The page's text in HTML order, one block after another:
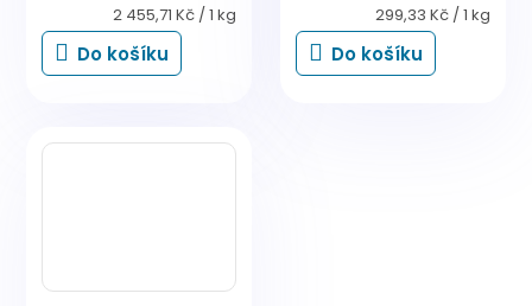
Měrná
cena:
2 455,71 Kč / 1 kg
Do košíku
Měrná
cena:
299,33 Kč / 1 kg
Do košíku